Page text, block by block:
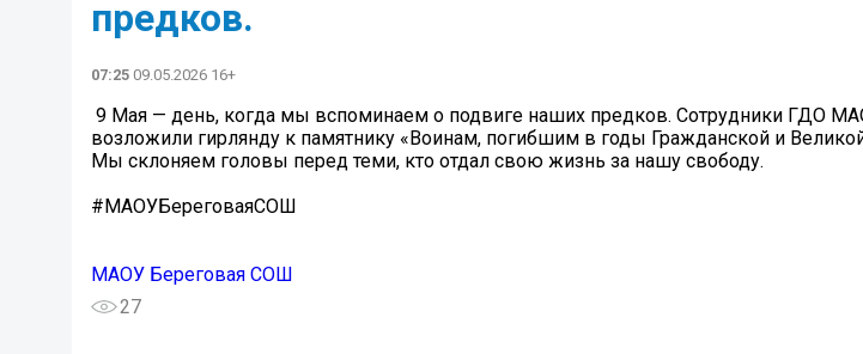
предков.
07:25 09.05.2026 16+
9 Мая — день, когда мы вспоминаем о подвиге наших предков. Сотрудники ГДО
возложили гирлянду к памятнику «Воинам, погибшим в годы Гражданской и
Мы склоняем головы перед теми, кто отдал свою жизнь за нашу свободу.
#МАОУБереговаяСОШ
МАОУ Береговая СОШ
27